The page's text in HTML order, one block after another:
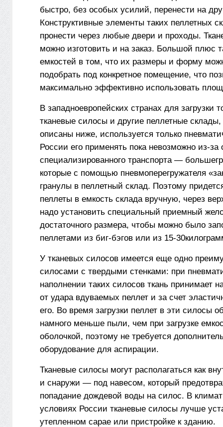
быстро, без особых усилий, перенести на
Конструктивные элементы таких пеллетных
пронести через любые двери и проходы.
можно изготовить и на заказ. Большой плюс
емкостей в том, что их размеры и форму
подобрать под конкретное помещение, что
максимально эффективно использовать
В западноевропейских странах для загрузки
тканевые силосы и другие пеллетные склады,
описаны ниже, используется только
России его применять пока невозможно из-за
специализированного транспорта —
которые с помощью пневмоперегружателя
гранулы в пеллетный склад. Поэтому
пеллеты в емкость склада вручную, через
надо установить специальный приемный
достаточного размера, чтобы можно было
пеллетами из биг-бэгов или из 15-
У тканевых силосов имеется еще одно
силосами с твердыми стенками: при
наполнении таких силосов ткань принимает
от удара вдуваемых пеллет и за счет
его. Во время загрузки пеллет в эти силосы
намного меньше пыли, чем при загрузке
оболочкой, поэтому не требуется
оборудование для аспирации.
Тканевые силосы могут располагаться как
и снаружи — под навесом, который
попадание дождевой воды на силос. В
условиях России тканевые силосы лучше
утепленном сарае или пристройке к зданию.